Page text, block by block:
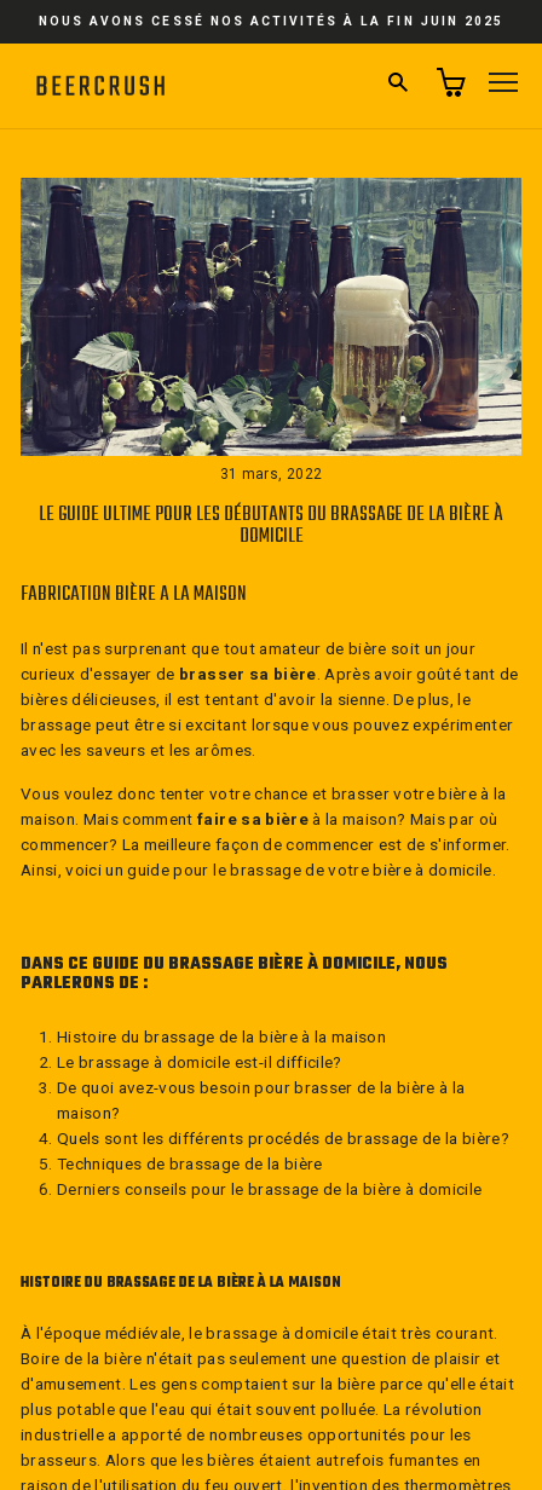
PasserNOUS AVONS CESSÉ NOS ACTIVITÉS À LA FIN JUIN 2025
RECHERCHER
31 mars, 2022
LE GUIDE ULTIME POUR LES DÉBUTANTS DU BRASSAGE DE LA BIÈRE À
DOMICILE
FABRICATIONBIÈREA LA MAISON
Il n'est pas surprenant que tout amateur de bière soit un jour
curieux d'essayer de brasser sa bière . Après avoir goûté tant de
bières délicieuses, il est tentant d'avoir la sienne. De plus, le
brassage peut être si excitant lorsque vous pouvez expérimenter
avec les saveurs et les arômes.
Vous voulez donc tenter votre chance et brasser votre bière à la
maison. Mais commentfaire sa bièreà la maison? Mais par où
commencer? La meilleure façon de commencer est de s'informer.
Ainsi, voici un guide pour le brassage de votre bière à domicile.
DANS CE GUIDE DU BRASSAGE BIÈREÀ DOMICILE, NOUS
PARLERONS DE :
Histoire du brassage de la bière à la maison
Le brassage à domicile est-il difficile?
De quoi avez-vous besoin pour brasser de la bière à la
maison?
Quels sont les différents procédés de brassage de la bière?
Techniques de brassage de la bière
Derniers conseils pour le brassage de la bière à domicile
HISTOIRE DU BRASSAGE DE LA BIÈRE À LA MAISON
À l'époque médiévale, le brassage à domicile était très courant.
Boire de la bière n'était pas seulement une question de plaisir et
d'amusement. Les gens comptaient sur la bière parce qu'elle était
plus potable que l'eau qui était souvent polluée. La révolution
industrielle a apporté de nombreuses opportunités pour les
brasseurs. Alors que les bières étaient autrefois fumantes en
raison de l'utilisation du feu ouvert, l'invention des thermomètres